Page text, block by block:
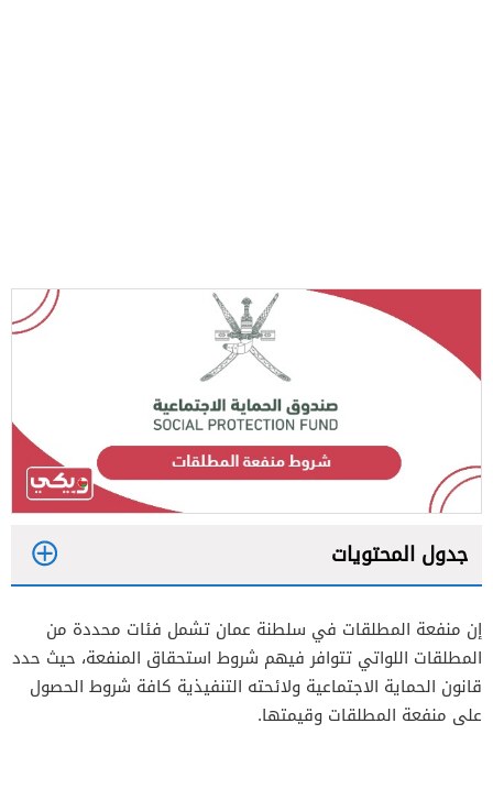
جدول المحتويات
2
إن منفعة المطلقات في سلطنة عمان تشمل فئات محددة من
المطلقات اللواتي تتوافر فيهم شروط استحقاق المنفعة، حيث حدد
قانون الحماية الاجتماعية ولائحته التنفيذية كافة شروط الحصول
على منفعة المطلقات وقيمتها.